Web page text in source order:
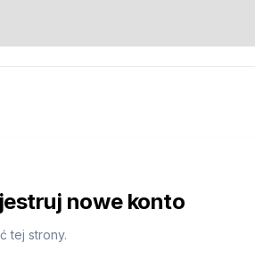
nowe konto
tej strony.